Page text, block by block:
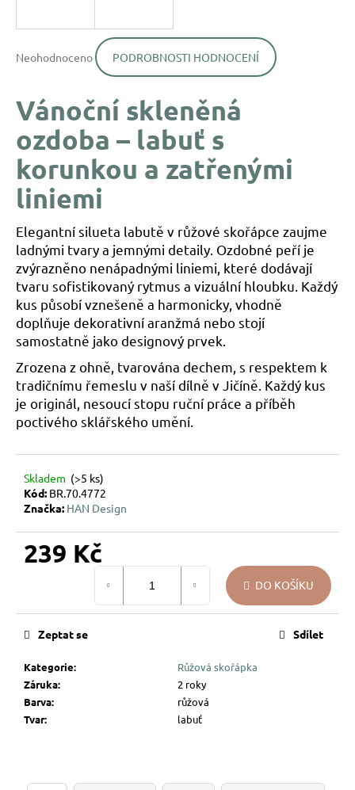
hodnocení
0,0
5
hvězdiček.
Neohodnoceno PODROBNOSTI HODNOCENÍ
Vánoční skleněná
ozdoba – labuť s
korunkou a zatřenými
liniemi
Elegantní silueta labutě v růžové skořápce zaujme
ladnými tvary a jemnými detaily. Ozdobné peří je
zvýrazněno nenápadnými liniemi, které dodávají
tvaru sofistikovaný rytmus a vizuální hloubku. Každý
kus působí vznešeně a harmonicky, vhodně
doplňuje dekorativní aranžmá nebo stojí
samostatně jako designový prvek.
Zrozena z ohně, tvarována dechem, s respektem k
tradičnímu řemeslu v naší dílně v Jičíně. Každý kus
je originál, nesoucí stopu ruční práce a příběh
poctivého sklářského umění.
Skladem (>5 ks)
Kód: BR.70.4772
Značka: HAN Design
239 Kč
DO KOŠÍKU
Kategorie:
Růžová skořápka
Záruka:
2 roky
Barva:
růžová
Tvar: labuť
Zeptat se Sdílet
í
?
D
o
p
o
r
u
u
j
e
m
VÁNOČNÍ
SKLENĚNÁ
OZDOBA
UKRYTÉ
LÍSTKY